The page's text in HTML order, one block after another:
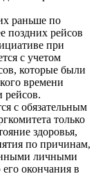
раньше по
поздних рейсов
при
с учетом
которые были
времени
рейсов.
с обязательным
только
здоровья,
по причинам,
личными
окончания в